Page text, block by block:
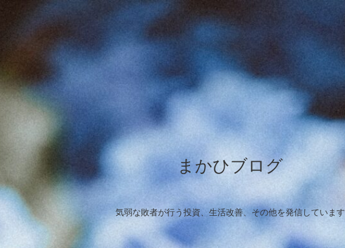
まかひブログ
気弱な敗者が行う投資、生活改善、その他を発信しています